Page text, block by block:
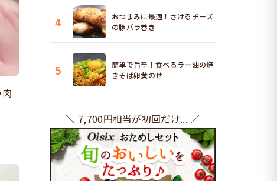
4
おつまみに最適！さけるチーズ
の豚バラ巻き
5
簡単で旨辛！食べるラー油の焼
きそば卵黄のせ
＼ 7,700円相当が初回だけ... ／